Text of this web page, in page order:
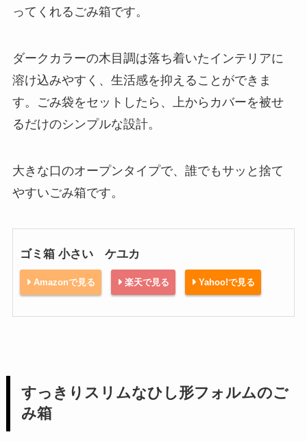
ってくれるごみ箱です。
ダークカラーの木目調は落ち着いたインテリアに
溶け込みやすく、生活感を抑えることができま
す。ごみ袋をセットしたら、上からカバーを被せ
るだけのシンプルな設計。
大きな口のオープンタイプで、誰でもサッと捨て
やすいごみ箱です。
ゴミ箱 小さい ケユカ
Amazonで見る 楽天で見る Yahoo!で見る
すっきりスリムなひし形フォルムのご
み箱